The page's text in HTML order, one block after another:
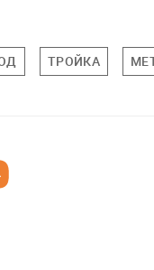
ТРОЙКА